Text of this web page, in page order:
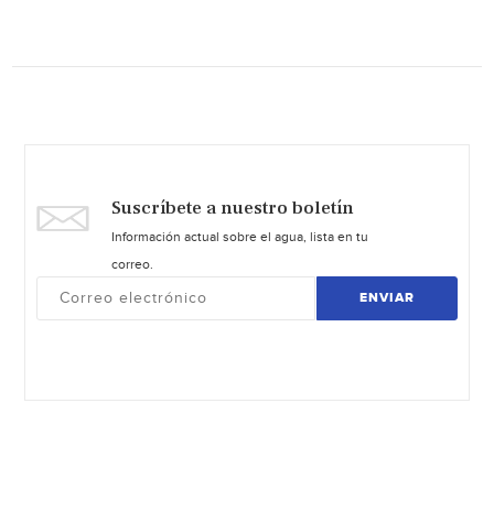
Suscríbete a nuestro boletín
Información actual sobre el agua, lista en tu
correo.
ENVIAR